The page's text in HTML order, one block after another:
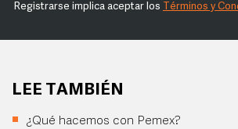
Registrarse implica aceptar los Términos y
LEE TAMBIÉN
¿Qué hacemos con Pemex?